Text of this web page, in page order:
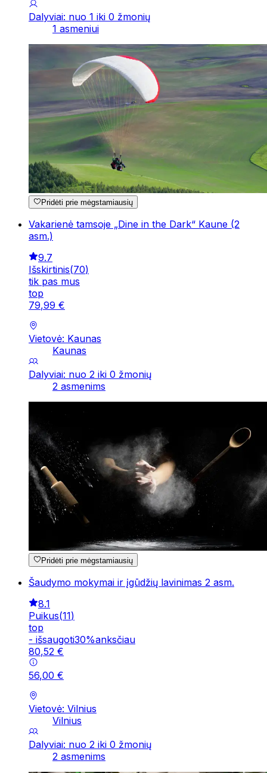
Dalyviai: nuo 1 iki 0 žmonių
1 asmeniui
Pridėti prie mėgstamiausių
Vakarienė tamsoje „Dine in the Dark“ Kaune (2
asm.)
9.7
Išskirtinis(70)
tik pas mus
top
79,99 €
Vietovė: Kaunas
Kaunas
Dalyviai: nuo 2 iki 0 žmonių
2 asmenims
Pridėti prie mėgstamiausių
Šaudymo mokymai ir įgūdžių lavinimas 2 asm.
8.1
Puikus(11)
top
- išsaugoti30%anksčiau
80,52 €
56,00 €
Vietovė: Vilnius
Vilnius
Dalyviai: nuo 2 iki 0 žmonių
2 asmenims